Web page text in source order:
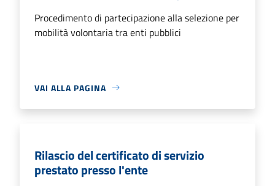
Procedimento di partecipazione alla selezione per
mobilità volontaria tra enti pubblici
VAI ALLA PAGINA
Rilascio del certificato di servizio
prestato presso l'ente